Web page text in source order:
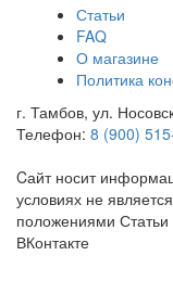
Статьи
FAQ
О магазине
Политика
г. Тамбов, ул.
Телефон: 8 (900)
Cайт носит
условиях не
положениями
ВКонтакте